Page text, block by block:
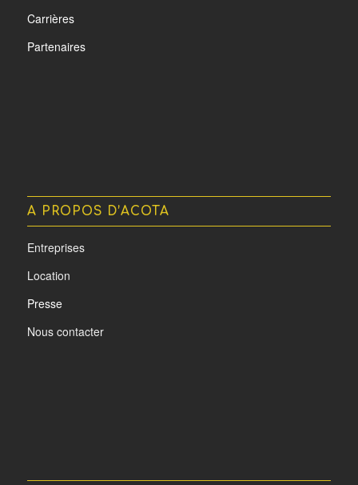
Carrières
Partenaires
A PROPOS D’ACOTA
Entreprises
Location
Presse
Nous contacter